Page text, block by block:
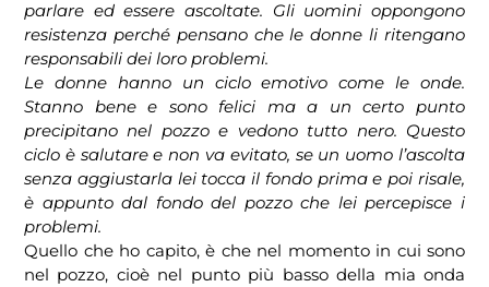
parlare ed essere ascoltate. Gli uomini oppongono
resistenza perché pensano che le donne li ritengano
responsabili dei loro problemi.
Le donne hanno un ciclo emotivo come le onde.
Stanno bene e sono felici ma a un certo punto
precipitano nel pozzo e vedono tutto nero. Questo
ciclo è salutare e non va evitato, se un uomo l’ascolta
senza aggiustarla lei tocca il fondo prima e poi risale,
è appunto dal fondo del pozzo che lei percepisce i
problemi.
Quello che ho capito, è che nel momento in cui sono
nel pozzo, cioè nel punto più basso della mia onda